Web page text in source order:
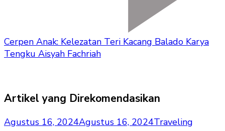
Cerpen Anak: Kelezatan Teri Kacang Balado Karya
Tengku Aisyah Fachriah
Artikel yang Direkomendasikan
Agustus 16, 2024Agustus 16, 2024Traveling